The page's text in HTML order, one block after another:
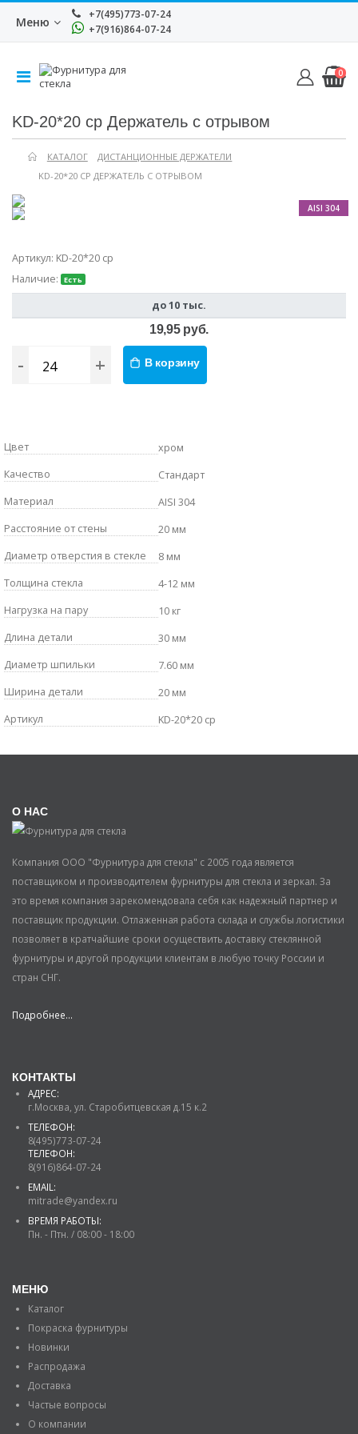
Меню
+7(495)773-07-24
+7(916)864-07-24
0
KD-20*20 cp Держатель с отрывом
КАТАЛОГ
ДИСТАНЦИОННЫЕ ДЕРЖАТЕЛИ
KD-20*20 CP ДЕРЖАТЕЛЬ С ОТРЫВОМ
AISI 304
Артикул: KD-20*20 cp
Наличие:
Есть
до 10 тыс.
19,95 руб.
- + В корзину
Цвет
хром
Качество
Стандарт
Материал
AISI 304
Расстояние от стены
20 мм
Диаметр отверстия в стекле
8 мм
Толщина стекла
4-12 мм
Нагрузка на пару
10 кг
Длина детали
30 мм
Диаметр шпильки
7.60 мм
Ширина детали
20 мм
Артикул
KD-20*20 cp
О НАС
Компания ООО "Фурнитура для стекла" с 2005 года является
поставщиком и производителем фурнитуры для стекла и зеркал. За
это время компания зарекомендовала себя как надежный партнер и
поставщик продукции. Отлаженная работа склада и службы логистики
позволяет в кратчайшие сроки осуществить доставку стеклянной
фурнитуры и другой продукции клиентам в любую точку России и
стран СНГ.
Подробнее...
КОНТАКТЫ
АДРЕС:
г.Москва, ул. Старобитцевская д.15 к.2
ТЕЛЕФОН:
8(495)773-07-24
ТЕЛЕФОН:
8(916)864-07-24
EMAIL:
mitrade@yandex.ru
ВРЕМЯ РАБОТЫ:
Пн. - Птн. / 08:00 - 18:00
МЕНЮ
Каталог
Покраска фурнитуры
Новинки
Распродажа
Доставка
Частые вопросы
О компании